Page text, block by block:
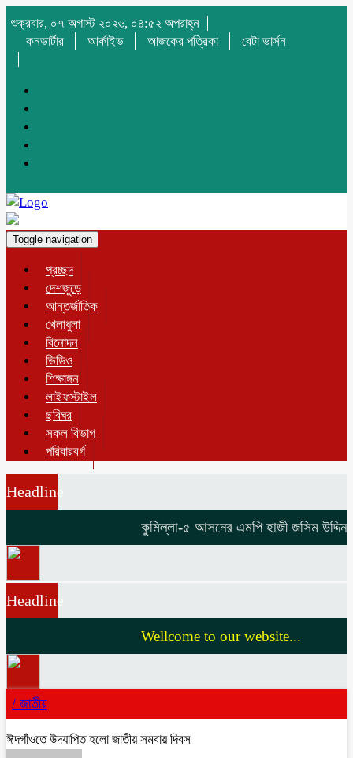
শুক্রবার, ০৭ অগাস্ট ২০২৬, ০৪:৫২ অপরাহ্ন
কনভার্টার
আর্কাইভ আজকের পত্রিকা বেটা ভার্সন
Toggle navigation
প্রচ্ছদ
দেশজুড়ে
আন্তর্জাতিক
খেলাধুলা
বিনোদন
ভিডিও
শিক্ষাঙ্গন
লাইফস্টাইল
ছবিঘর
সকল বিভাগ
পরিবারবর্গ
Headline
কুমিল্লা-৫ আসনের এমপি হাজী জসিম
Headline
Wellcome to our website...
/ জাতীয়
ঈদগাঁওতে উদযাপিত হলো জাতীয় সমবায় দিবস